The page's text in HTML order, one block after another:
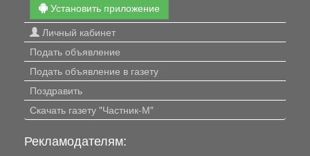
Установить приложение
Личный кабинет
Подать объявление
Подать объявление в газету
Поздравить
Скачать газету "Частник-М"
Рекламодателям: